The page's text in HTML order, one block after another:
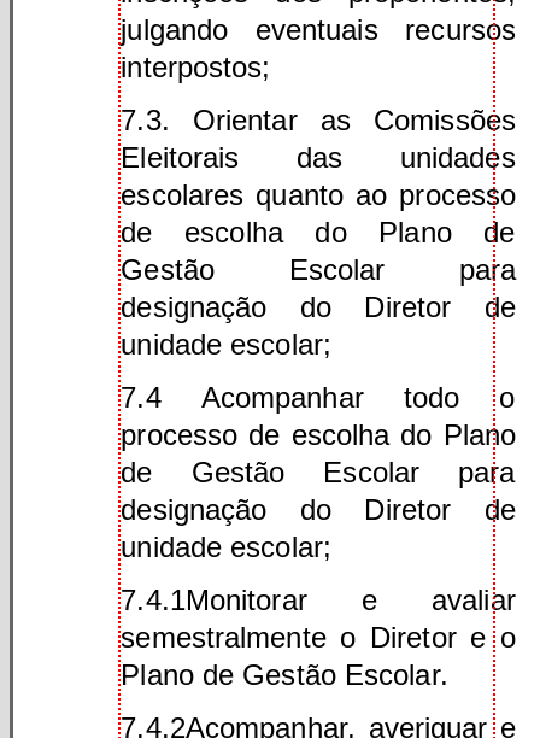
julgando eventuais recursos
interpostos;
7.3. Orientar as Comissões
Eleitorais das unidades
escolares quanto ao processo
de escolha do Plano de
Gestão Escolar para
designação do Diretor de
unidade escolar;
7.4 Acompanhar todo o
processo de escolha do Plano
de Gestão Escolar para
designação do Diretor de
unidade escolar;
7.4.1Monitorar e avaliar
semestralmente o Diretor e o
Plano de Gestão Escolar.
7.4.2Acompanhar, averiguar e